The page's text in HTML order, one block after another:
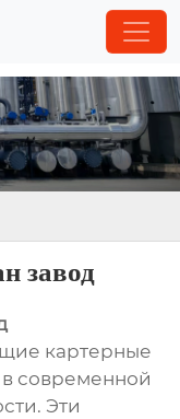
завод
картерные
современной
Эти